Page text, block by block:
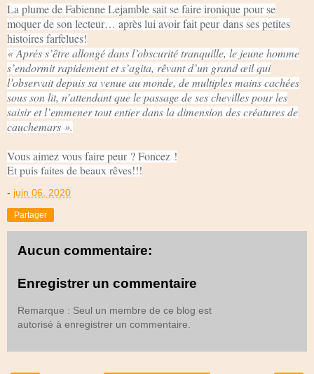
La plume de Fabienne Lejamble sait se faire ironique pour se
moquer de son lecteur… après lui avoir fait peur dans ses petites
histoires farfelues!
« Après s’être allongé dans l’obscurité tranquille, le jeune homme
s’endormit rapidement et s’agita, rêvant d’un grand œil qui
l’observait depuis sa venue au monde, de multiples mains cachées
sous son lit, n’attendant que le passage de ses chevilles pour les
saisir et l’emmener tout entier dans la dimension des créatures de
cauchemars ».
Vous aimez vous faire peur ? Foncez !
Et puis faites de beaux rêves!!!
- juin 06, 2020
Partager
Aucun commentaire:
Enregistrer un commentaire
Remarque : Seul un membre de ce blog est
autorisé à enregistrer un commentaire.